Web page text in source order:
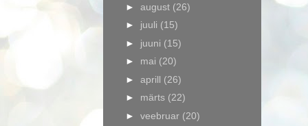
► august (26)
► juuli (15)
► juuni (15)
► mai (20)
► aprill (26)
► märts (22)
► veebruar (20)